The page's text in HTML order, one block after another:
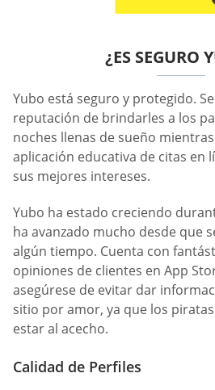
¿ES SEGURO
Yubo está seguro y protegido.
reputación de brindarles a los
noches llenas de sueño
aplicación educativa de citas en
sus mejores intereses.
Yubo ha estado creciendo
ha avanzado mucho desde que
algún tiempo. Cuenta con
opiniones de clientes en App
asegúrese de evitar dar
sitio por amor, ya que los
estar al acecho.
Calidad de Perfiles